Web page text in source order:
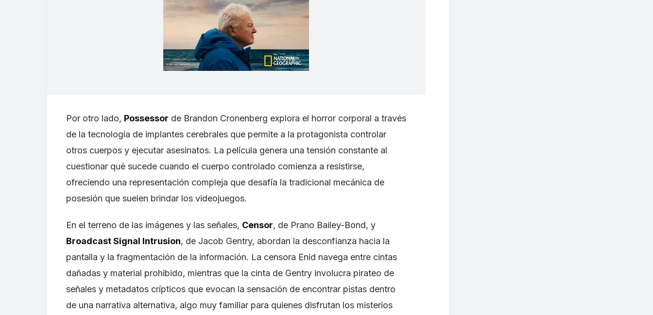
Por otro lado, Possessor de Brandon Cronenberg explora el horror corporal a través
de la tecnología de implantes cerebrales que permite a la protagonista controlar
otros cuerpos y ejecutar asesinatos. La película genera una tensión constante al
cuestionar qué sucede cuando el cuerpo controlado comienza a resistirse,
ofreciendo una representación compleja que desafía la tradicional mecánica de
posesión que suelen brindar los videojuegos.
En el terreno de las imágenes y las señales, Censor, de Prano Bailey-Bond, y
Broadcast Signal Intrusion, de Jacob Gentry, abordan la desconfianza hacia la
pantalla y la fragmentación de la información. La censora Enid navega entre cintas
dañadas y material prohibido, mientras que la cinta de Gentry involucra pirateo de
señales y metadatos crípticos que evocan la sensación de encontrar pistas dentro
de una narrativa alternativa, algo muy familiar para quienes disfrutan los misterios